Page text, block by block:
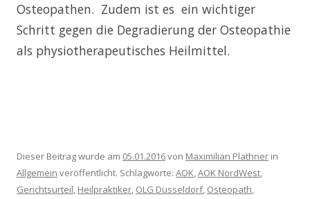
Osteopathen. Zudem ist es ein wichtiger
Schritt gegen die Degradierung der Osteopathie
als physiotherapeutisches Heilmittel.
Dieser Beitrag wurde am 05.01.2016von Maximilian Plathner in
Allgemein veröffentlicht. Schlagworte: AOK,AOK NordWest,
Gerichtsurteil, Heilpraktiker, OLG Düsseldorf, Osteopath,